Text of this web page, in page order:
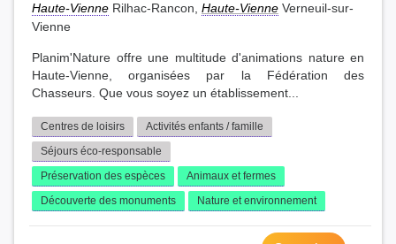
Haute-Vienne Rilhac-Rancon, Haute-Vienne Verneuil-sur-
Vienne
Planim'Nature offre une multitude d'animations nature en
Haute-Vienne, organisées par la Fédération des
Chasseurs. Que vous soyez un établissement...
Centres de loisirs
Activités enfants / famille
Séjours éco-responsable
Préservation des espèces
Animaux et fermes
Découverte des monuments
Nature et environnement